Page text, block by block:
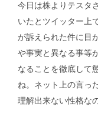
今日は株よりテスタ
いたとツイッター上
が訴えられた件に目
や事実と異なる事等
なることを徹底して
ね。ネット上の言っ
理解出来ない性格な